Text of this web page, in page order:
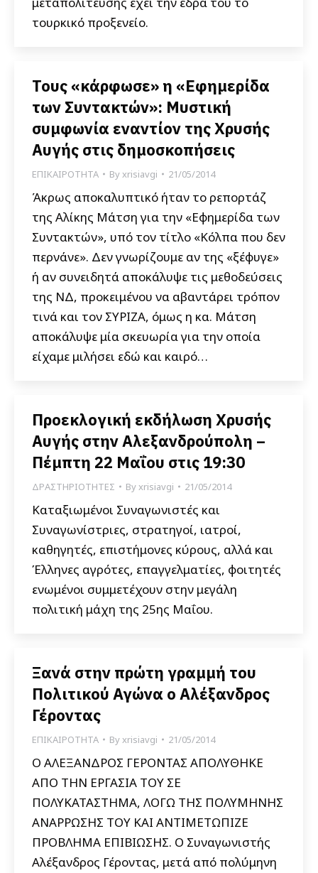
τουρκικό προξενείο.
Τους «κάρφωσε» η «Εφημερίδα
των Συντακτών»: Μυστική
συμφωνία εναντίον της Χρυσής
Αυγής στις δημοσκοπήσεις
ΕΠΙΚΑΙΡΟΤΗΤΑ Byxrisiavgi 21/05/2014
Άκρως αποκαλυπτικό ήταν το ρεπορτάζ
της Αλίκης Μάτση για την «Εφημερίδα των
Συντακτών», υπό τον τίτλο «Κόλπα που δεν
περνάνε». Δεν γνωρίζουμε αν της «ξέφυγε»
ή αν συνειδητά αποκάλυψε τις μεθοδεύσεις
της ΝΔ, προκειμένου να αβαντάρει τρόπον
τινά και τον ΣΥΡΙΖΑ, όμως η κα. Μάτση
αποκάλυψε μία σκευωρία για την οποία
είχαμε μιλήσει εδώ και καιρό…
Προεκλογική εκδήλωση Χρυσής
Αυγής στην Αλεξανδρούπολη –
Πέμπτη 22 Μαΐου στις 19:30
ΔΡΑΣΤΗΡΙΟΤΗΤΕΣ Byxrisiavgi 21/05/2014
Καταξιωμένοι Συναγωνιστές και
Συναγωνίστριες, στρατηγοί, ιατροί,
καθηγητές, επιστήμονες κύρους, αλλά και
Έλληνες αγρότες, επαγγελματίες, φοιτητές
ενωμένοι συμμετέχουν στην μεγάλη
πολιτική μάχη της 25ης Μαΐου.
Ξανά στην πρώτη γραμμή του
Πολιτικού Αγώνα ο Αλέξανδρος
Γέροντας
ΕΠΙΚΑΙΡΟΤΗΤΑ Byxrisiavgi 21/05/2014
Ο ΑΛΕΞΑΝΔΡΟΣ ΓΕΡΟΝΤΑΣ ΑΠΟΛΥΘΗΚΕ
ΑΠΟ ΤΗΝ ΕΡΓΑΣΙΑ ΤΟΥ ΣΕ
ΠΟΛΥΚΑΤΑΣΤΗΜΑ, ΛΟΓΩ ΤΗΣ ΠΟΛΥΜΗΝΗΣ
ΑΝΑΡΡΩΣΗΣ ΤΟΥ ΚΑΙ ΑΝΤΙΜΕΤΩΠΙΖΕ
ΠΡΟΒΛΗΜΑ ΕΠΙΒΙΩΣΗΣ. Ο Συναγωνιστής
Αλέξανδρος Γέροντας, μετά από πολύμηνη